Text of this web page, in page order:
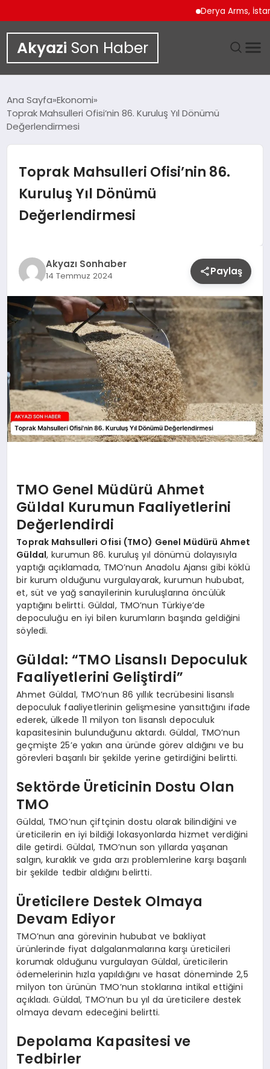
Derya Arms, İstanbul
Akyazi Son Haber
SIYASET
EKONOMI
SPOR
YAŞAM
Ana Sayfa Ekonomi
Toprak Mahsulleri Ofisi’nin 86. Kuruluş Yıl Dönümü
Değerlendirmesi
Toprak Mahsulleri Ofisi’nin 86.
Kuruluş Yıl Dönümü
Değerlendirmesi
Akyazı Sonhaber
14 Temmuz 2024 Paylaş
TMO Genel Müdürü Ahmet
Güldal Kurumun Faaliyetlerini
Değerlendirdi
Toprak Mahsulleri Ofisi (TMO) Genel Müdürü Ahmet
Güldal, kurumun 86. kuruluş yıl dönümü dolayısıyla
yaptığı açıklamada, TMO’nun Anadolu Ajansı gibi köklü
bir kurum olduğunu vurgulayarak, kurumun hububat,
et, süt ve yağ sanayilerinin kuruluşlarına öncülük
yaptığını belirtti. Güldal, TMO’nun Türkiye’de
depoculuğu en iyi bilen kurumların başında geldiğini
söyledi.
Güldal: “TMO Lisanslı Depoculuk
Faaliyetlerini Geliştirdi”
Ahmet Güldal, TMO’nun 86 yıllık tecrübesini lisanslı
depoculuk faaliyetlerinin gelişmesine yansıttığını ifade
ederek, ülkede 11 milyon ton lisanslı depoculuk
kapasitesinin bulunduğunu aktardı. Güldal, TMO’nun
geçmişte 25’e yakın ana üründe görev aldığını ve bu
görevleri başarılı bir şekilde yerine getirdiğini belirtti.
Sektörde Üreticinin Dostu Olan
TMO
Güldal, TMO’nun çiftçinin dostu olarak bilindiğini ve
üreticilerin en iyi bildiği lokasyonlarda hizmet verdiğini
dile getirdi. Güldal, TMO’nun son yıllarda yaşanan
salgın, kuraklık ve gıda arzı problemlerine karşı başarılı
bir şekilde tedbir aldığını belirtti.
Üreticilere Destek Olmaya
Devam Ediyor
TMO’nun ana görevinin hububat ve bakliyat
ürünlerinde fiyat dalgalanmalarına karşı üreticileri
korumak olduğunu vurgulayan Güldal, üreticilerin
ödemelerinin hızla yapıldığını ve hasat döneminde 2,5
milyon ton ürünün TMO’nun stoklarına intikal ettiğini
açıkladı. Güldal, TMO’nun bu yıl da üreticilere destek
olmaya devam edeceğini belirtti.
Depolama Kapasitesi ve
Tedbirler